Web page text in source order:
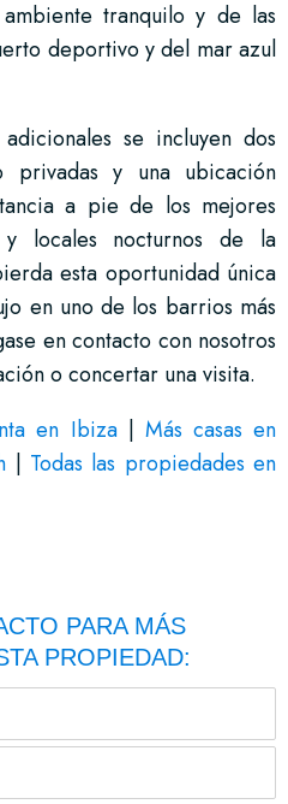
tranquilo y de las
deportivo y del mar azul
se incluyen dos
privadas y una ubicación
a pie de los mejores
y locales nocturnos de la
esta oportunidad única
en uno de los barrios más
en contacto con nosotros
o concertar una visita.
en Ibiza| Más casas en
| Todas las propiedades en
PARA MÁS
PROPIEDAD: